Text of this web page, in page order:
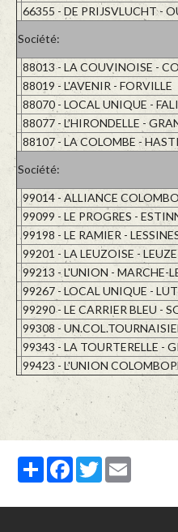
66355 - DE PRIJSVLUCHT -
Société:
88013 - LA COUVINOISE -
88019 - L'AVENIR - FORVILLE
88070 - LOCAL UNIQUE -
88077 - L'HIRONDELLE -
88107 - LA COLOMBE -
Société:
99014 - ALLIANCE
99099 - LE PROGRES -
99198 - LE RAMIER -
99201 - LA LEUZOISE -
99213 - L'UNION - MARCHE-
99267 - LOCAL UNIQUE -
99290 - LE CARRIER BLEU -
99308 -
99343 - LA TOURTERELLE -
99423 - L'UNION
PartagerFacebook
Twitter